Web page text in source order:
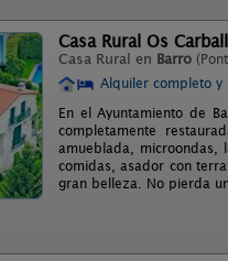
Casa Rural Os
Casa Rural en Barro
Alquiler completo y
En el Ayuntamiento de
completamente
amueblada, microondas,
comidas, asador con
gran belleza. No pierda